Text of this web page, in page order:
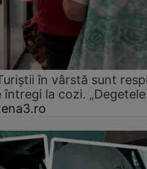
în vârstă sunt
întregi la cozi. „Degetele